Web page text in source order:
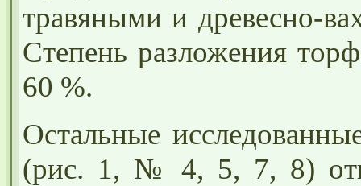
травяными и древесно-
Степень разложения
60 %.
Остальные
(рис. 1, № 4, 5, 7, 8)